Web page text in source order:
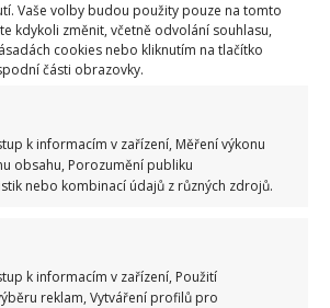
Vaše volby budou použity pouze na tomto
kdykoli změnit, včetně odvolání souhlasu,
cookies nebo kliknutím na tlačítko
části obrazovky.
k informacím v zařízení, Měření výkonu
obsahu, Porozumění publiku
nebo kombinací údajů z různých zdrojů.
k informacím v zařízení, Použití
reklam, Vytváření profilů pro